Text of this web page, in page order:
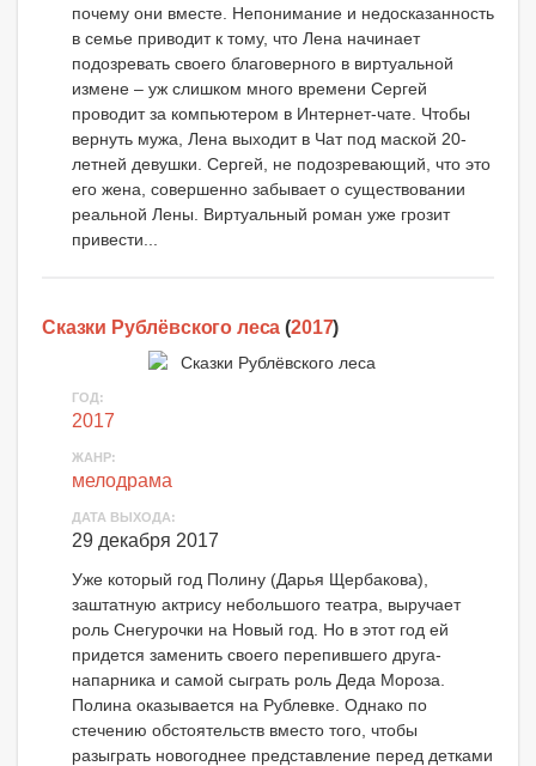
почему они вместе. Непонимание и недосказанность
в семье приводит к тому, что Лена начинает
подозревать своего благоверного в виртуальной
измене – уж слишком много времени Сергей
проводит за компьютером в Интернет-чате. Чтобы
вернуть мужа, Лена выходит в Чат под маской 20-
летней девушки. Сергей, не подозревающий, что это
его жена, совершенно забывает о существовании
реальной Лены. Виртуальный роман уже грозит
привести...
Сказки Рублёвского леса (2017)
ГОД:
2017
ЖАНР:
мелодрама
ДАТА ВЫХОДА:
29 декабря 2017
Уже который год Полину (Дарья Щербакова),
заштатную актрису небольшого театра, выручает
роль Снегурочки на Новый год. Но в этот год ей
придется заменить своего перепившего друга-
напарника и самой сыграть роль Деда Мороза.
Полина оказывается на Рублевке. Однако по
стечению обстоятельств вместо того, чтобы
разыграть новогоднее представление перед детками